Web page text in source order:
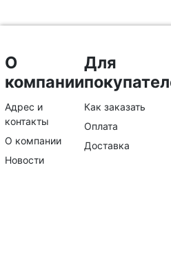
О
компании
Адрес и
контакты
О компании
Новости
Для
Как заказать
Оплата
Доставка